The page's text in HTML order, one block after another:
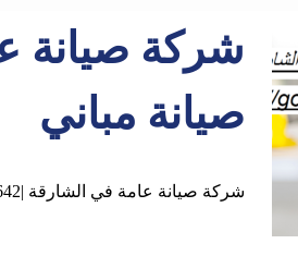
صيانة مباني
شركة صيانة عامة في الشارقة |0544026642| صيانة مباني متميزون في خدمات صيانة وقائية دورية ,افضل